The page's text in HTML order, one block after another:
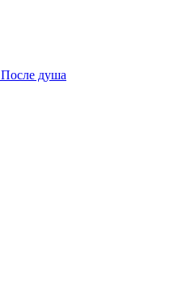
После душа